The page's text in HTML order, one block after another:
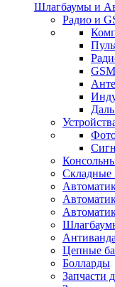
Шлагбаумы и
Радио и
Складные
Цепные
Болларды
Запчасти